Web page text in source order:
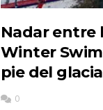
Nadar entre
Winter
pie del
0